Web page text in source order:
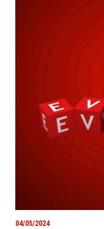
04/05/2024